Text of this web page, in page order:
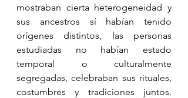
mostraban cierta heterogeneidad y
sus ancestros sí habían tenido
orígenes distintos, las personas
estudiadas no habían estado
temporal o culturalmente
segregadas, celebraban sus rituales,
costumbres y tradiciones juntos.